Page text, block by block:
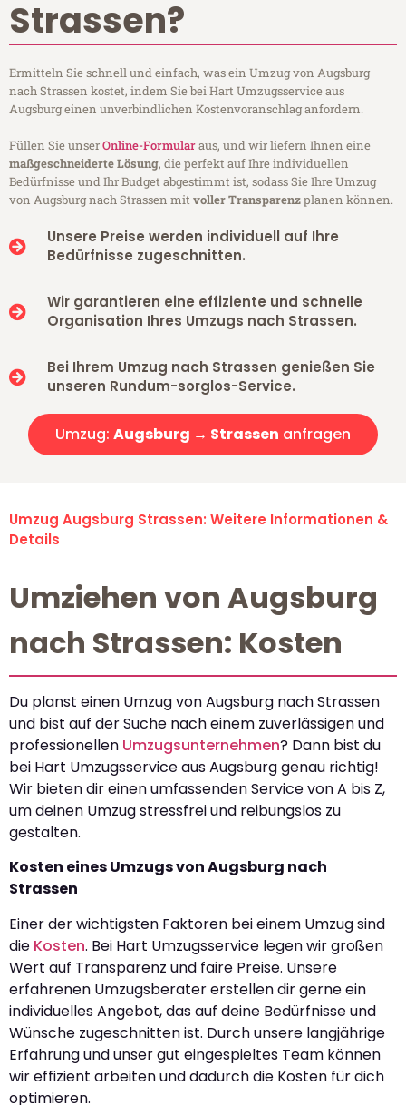
Strassen?
Ermitteln Sie schnell und einfach, was ein Umzug von Augsburg
nach Strassen kostet, indem Sie bei Hart Umzugsservice aus
Augsburg einen unverbindlichen Kostenvoranschlag anfordern.
Füllen Sie unserOnline-Formularaus, und wir liefern Ihnen eine
maßgeschneiderte Lösung, die perfekt auf Ihre individuellen
Bedürfnisse und Ihr Budget abgestimmt ist, sodass Sie Ihre Umzug
von Augsburg nach Strassen mitvoller Transparenzplanen können.
Unsere Preise werden individuell auf Ihre
Bedürfnisse zugeschnitten.
Wir garantieren eine effiziente und schnelle
Organisation Ihres Umzugs nach Strassen.
Bei Ihrem Umzug nach Strassen genießen Sie
unseren Rundum-sorglos-Service.
Umzug: Augsburg → Strassen anfragen
Umzug Augsburg Strassen: Weitere Informationen &
Details
Umziehen von Augsburg
nach Strassen: Kosten
Du planst einen Umzug von Augsburg nach Strassen
und bist auf der Suche nach einem zuverlässigen und
professionellen Umzugsunternehmen? Dann bist du
bei Hart Umzugsservice aus Augsburg genau richtig!
Wir bieten dir einen umfassenden Service von A bis Z,
um deinen Umzug stressfrei und reibungslos zu
gestalten.
Kosten eines Umzugs von Augsburg nach
Strassen
Einer der wichtigsten Faktoren bei einem Umzug sind
die Kosten. Bei Hart Umzugsservice legen wir großen
Wert auf Transparenz und faire Preise. Unsere
erfahrenen Umzugsberater erstellen dir gerne ein
individuelles Angebot, das auf deine Bedürfnisse und
Wünsche zugeschnitten ist. Durch unsere langjährige
Erfahrung und unser gut eingespieltes Team können
wir effizient arbeiten und dadurch die Kosten für dich
optimieren.